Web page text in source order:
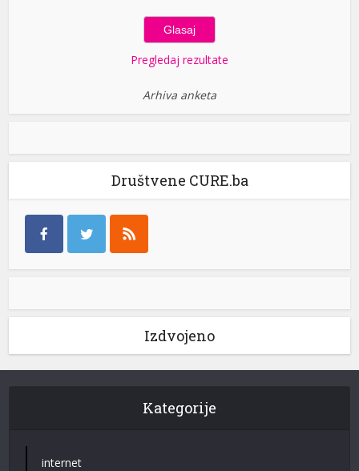
Pregledaj rezultate
Arhiva anketa
Društvene CURE.ba
Izdvojeno
Kategorije
internet